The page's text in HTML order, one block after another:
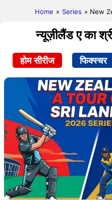
Home » Series » New
न्यूज़ीलैंड ए का
होम सीरीज फिक्स्चर